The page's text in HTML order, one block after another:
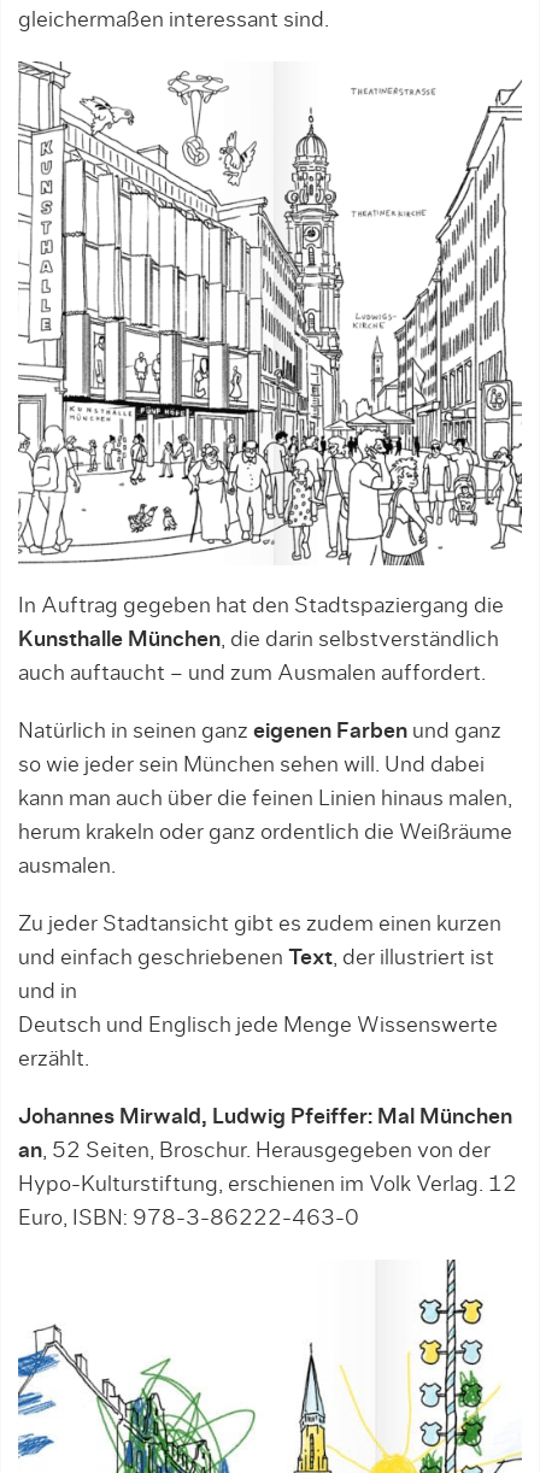
gleichermaßen interessant sind.
In Auftrag gegeben hat den Stadtspaziergang die
Kunsthalle München, die darin selbstverständlich
auch auftaucht – und zum Ausmalen auffordert.
Natürlich in seinen ganz eigenen Farben und ganz
so wie jeder sein München sehen will. Und dabei
kann man auch über die feinen Linien hinaus malen,
herum krakeln oder ganz ordentlich die Weißräume
ausmalen.
Zu jeder Stadtansicht gibt es zudem einen kurzen
und einfach geschriebenen
Text, der illustriert ist
und in
Deutsch und Englisch jede Menge Wissenswerte
erzählt.
Johannes Mirwald, Ludwig Pfeiffer: Mal München
an, 52 Seiten, Broschur. Herausgegeben von der
Hypo-Kulturstiftung, erschienen im Volk Verlag. 12
Euro, ISBN: 978-3-86222-463-0